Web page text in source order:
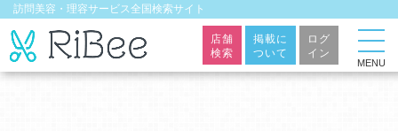
訪問美容・理容サービス全国検索サイト
店舗
検索
掲載に
ついて
ログ
イン
MENU